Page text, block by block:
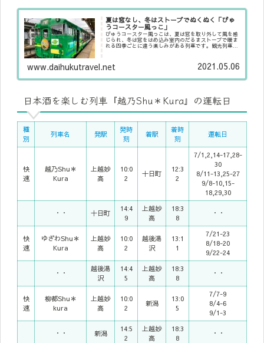
夏は窓なし、冬はストーブでぬくぬく「びゅ
うコースター風っこ」
びゅうコースター風っこは、夏は窓を取り外して風を感
じられ、冬は窓をはめ込み室内のだるまストーブで暖ま
れる四季ごとに違う楽しみがある列車です。観光列車や
www.daihukutravel.net 2021.05.06
日本酒を楽しむ列車『越乃Shu＊Kura』の運転日
種
別
列車名 発駅
発時
刻
着駅
着時
刻
運転日
快
速
越乃Shu＊
Kura
上越妙
高
10:0
2
十日町
12:3
2
7/1,2,14-17,28-
30
8/11-13,25-27
9/8-10,15-
18,29,30
・・ 十日町
14:4
9
上越妙
高
18:3
8
・・
快
速
ゆざわShu＊
Kura
上越妙
高
10:0
2
越後湯
沢
13:1
1
7/21-23
8/18-20
9/22-24
・・
越後湯
沢
14:4
5
上越妙
高
18:3
8
・・
快
速
柳都Shu＊
kura
上越妙
高
10:0
2
新潟
13:0
5
7/7-9
8/4-6
9/1-3
・・ 新潟
14:5
2
上越妙
高
18:3
8
・・